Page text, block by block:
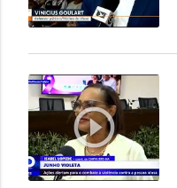
play_circle_outline